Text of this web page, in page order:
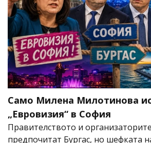
Само Милена Милотинова
„Евровизия“ в София
Правителството и
предпочитат Бургас, но шефката